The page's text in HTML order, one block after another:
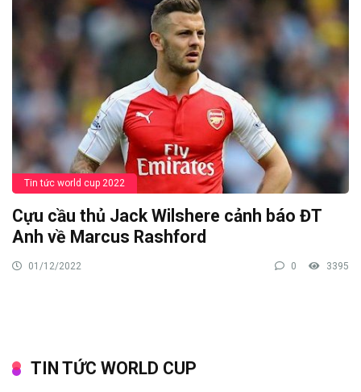
Tin tức world cup 2022
Cựu cầu thủ Jack Wilshere cảnh báo ĐT
Anh về Marcus Rashford
01/12/2022 0 3395
TIN TỨC WORLD CUP